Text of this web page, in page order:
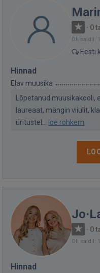
· 0
Oli saidil:
Eesti
Hinnad
Elav muusika
Lõpetanud
laureaat, mängin viiulit,
üritustel...
loe rohkem
· 0
Oli saidil:
Hinnad